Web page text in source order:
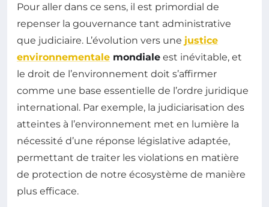
Pour aller dans ce sens, il est primordial de
repenser la gouvernance tant administrative
que judiciaire. L’évolution vers une justice
environnementale mondiale est inévitable, et
le droit de l’environnement doit s’affirmer
comme une base essentielle de l’ordre juridique
international. Par exemple, la judiciarisation des
atteintes à l’environnement met en lumière la
nécessité d’une réponse législative adaptée,
permettant de traiter les violations en matière
de protection de notre écosystème de manière
plus efficace.